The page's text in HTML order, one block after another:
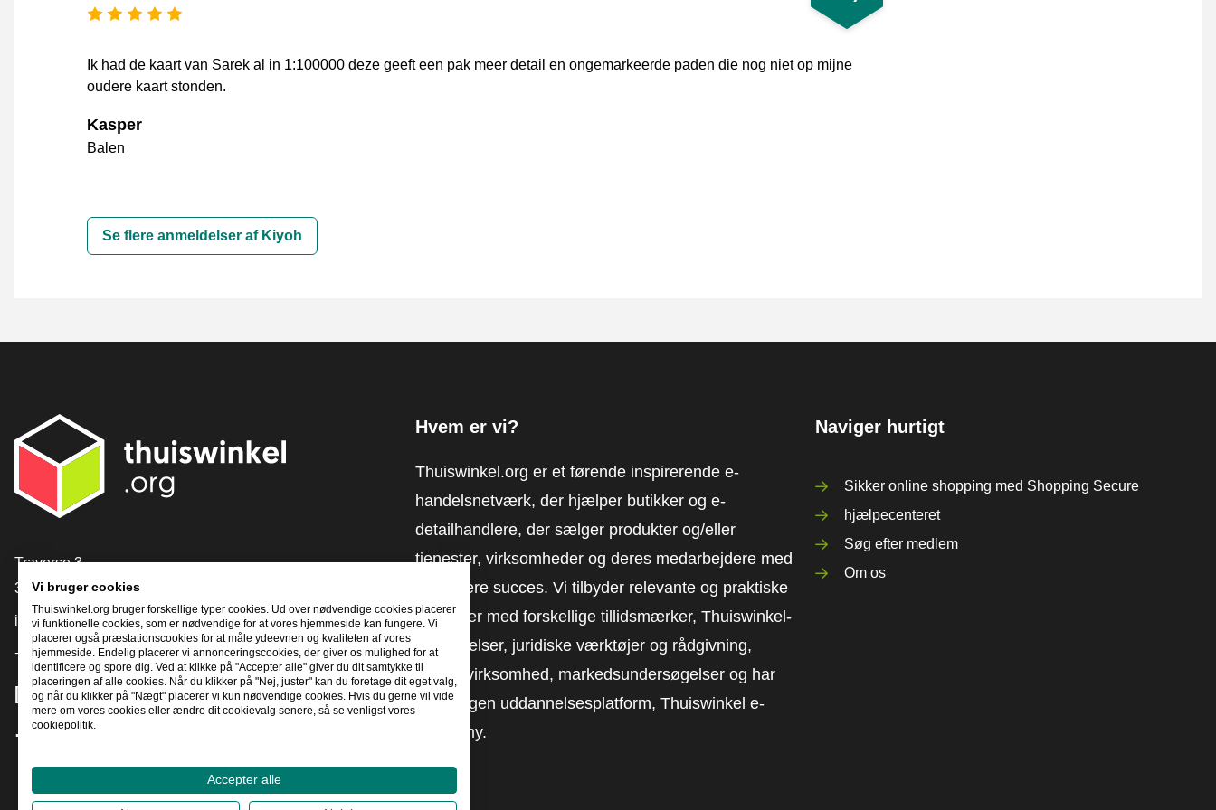
[_General:NumberOfStarsPluralFormat]
Ik had de kaart van Sarek al in 1:100000 deze geeft een pak meer detail en ongemarkeerde paden die nog niet op mijne
oudere kaart stonden.
Kasper
Balen
Se flere anmeldelser af Kiyoh
[_General:Contact]
Traverse 3
3905 NL Veenendaal
info@thuiswinkel.org
+31 (0)318 64 85 75
[_General:SocialMediaTitle]
Hvem er vi?
Thuiswinkel.org er et førende inspirerende e-
handelsnetværk, der hjælper butikker og e-
detailhandlere, der sælger produkter og/eller
tjenester, virksomheder og deres medarbejdere med
at få mere succes. Vi tilbyder relevante og praktiske
løsninger med forskellige tillidsmærker, Thuiswinkel-
anmeldelser, juridiske værktøjer og rådgivning,
fortalervirksomhed, markedsundersøgelser og har
vores egen uddannelsesplatform, Thuiswinkel e-
Academy.
Naviger hurtigt
Sikker online shopping med Shopping Secure
hjælpecenteret
Søg efter medlem
Om os
Vi bruger cookies
Thuiswinkel.org bruger forskellige typer cookies. Ud over nødvendige cookies placerer
vi funktionelle cookies, som er nødvendige for at vores hjemmeside kan fungere. Vi
placerer også præstationscookies for at måle ydeevnen og kvaliteten af ​​vores
hjemmeside. Endelig placerer vi annonceringscookies, der giver os mulighed for at
identificere og spore dig. Ved at klikke på "Accepter alle" giver du dit samtykke til
placeringen af ​​alle cookies. Når du klikker på "Nej, juster" kan du foretage dit eget valg,
og når du klikker på "Nægt" placerer vi kun nødvendige cookies. Hvis du gerne vil vide
mere om vores cookies eller ændre dit cookievalg senere, så se venligst vores
cookiepolitik.
Accepter alle